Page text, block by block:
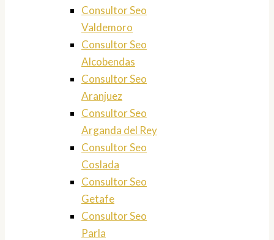
Consultor Seo
Valdemoro
Consultor Seo
Alcobendas
Consultor Seo
Aranjuez
Consultor Seo
Arganda del Rey
Consultor Seo
Coslada
Consultor Seo
Getafe
Consultor Seo
Parla